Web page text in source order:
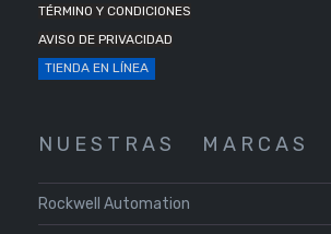
TÉRMINO Y CONDICIONES
AVISO DE PRIVACIDAD
TIENDA EN LÍNEA
N U E S T R A S M A R C A S
Rockwell Automation